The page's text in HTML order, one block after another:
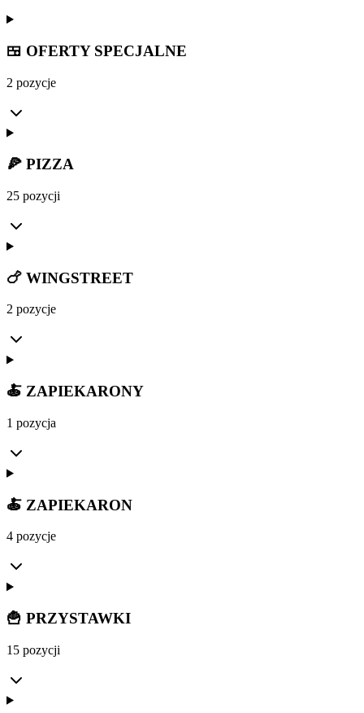
🍱 OFERTY SPECJALNE
2 pozycje
🍕 PIZZA
25 pozycji
🍗 WINGSTREET
2 pozycje
🍝 ZAPIEKARONY
1 pozycja
🍝 ZAPIEKARON
4 pozycje
🍟 PRZYSTAWKI
15 pozycji